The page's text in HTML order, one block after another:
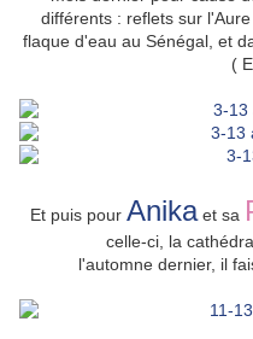
différents : reflets sur
flaque d'eau au Sénégal, et
(
Et puis pour Anikaet sa
celle-ci, la
l'automne dernier, il